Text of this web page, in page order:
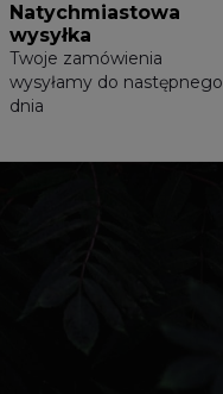
Natychmiastowa
wysyłka
Twoje zamówienia
wysyłamy do następnego
dnia